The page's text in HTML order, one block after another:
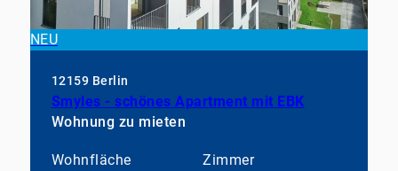
NEU
12159 Berlin
Smyles - schönes Apartment mit EBK
Wohnung zu mieten
Wohnfläche
Zimmer